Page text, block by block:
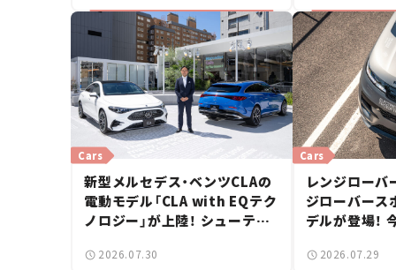
Cars
新型メルセデス・ベンツCLAの
電動モデル「CLA with EQテク
ノロジー」が上陸！ シューティ
ース】
2026.07.30
Cars
レンジローバ
ジローバース
デルが登場！
2026.07.29